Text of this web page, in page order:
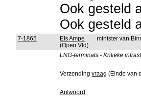
Ook gesteld
Ook gesteld
7-1865
Els Ampe
(Open Vld)
minister van
LNG-terminals - Kritieke
Verzendingvraag (Einde van
Antwoord